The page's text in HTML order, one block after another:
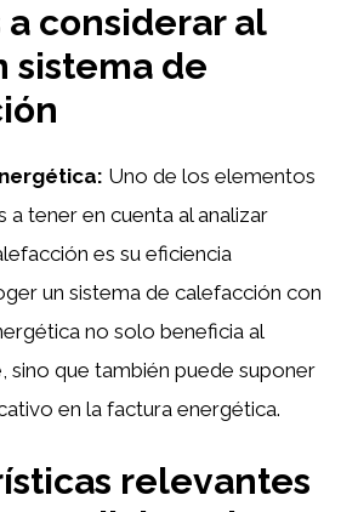
a considerar al
sistema de
Uno de los elementos
a tener en cuenta al analizar
es su eficiencia
un sistema de calefacción con
no solo beneficia al
sino que también puede suponer
en la factura energética.
relevantes